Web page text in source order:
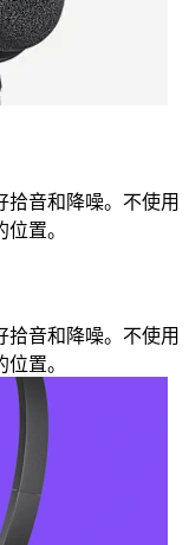
拾音和降噪。不使用
置。
拾音和降噪。不使用
置。